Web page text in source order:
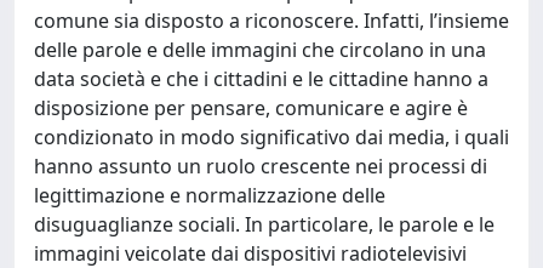
comune sia disposto a riconoscere. Infatti, l’insieme
delle parole e delle immagini che circolano in una
data società e che i cittadini e le cittadine hanno a
disposizione per pensare, comunicare e agire è
condizionato in modo significativo dai media, i quali
hanno assunto un ruolo crescente nei processi di
legittimazione e normalizzazione delle
disuguaglianze sociali. In particolare, le parole e le
immagini veicolate dai dispositivi radiotelevisivi